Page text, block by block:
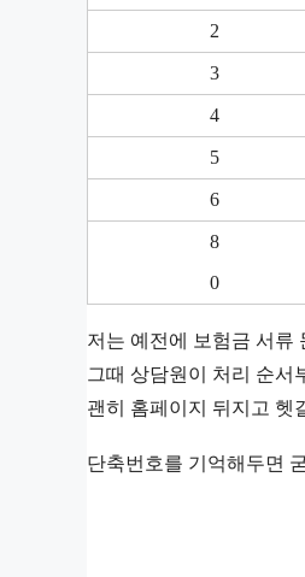
2
3
4
5
6
8
0
저는 예전에 보험금 서류
그때 상담원이 처리 순서
괜히 홈페이지 뒤지고 헷
단축번호를 기억해두면